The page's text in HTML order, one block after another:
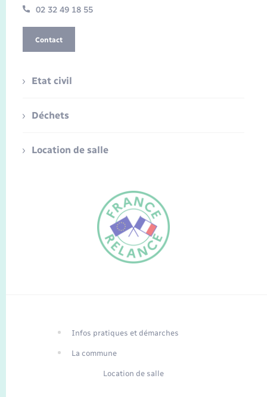
Traduction du
02 32 49 18 55
Contact
Etat civil
Déchets
Location de salle
Infos pratiques et démarches
La commune
Location de salle